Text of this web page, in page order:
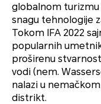
globalnom
snagu tehnologije
Tokom IFA 2022
popularnih
proširenu
vodi (nem.
nalazi u
distrikt.